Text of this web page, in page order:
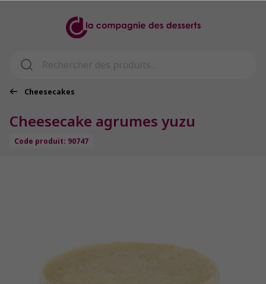
Cheesecakes
Cheesecake agrumes yuzu
Code produit: 90747